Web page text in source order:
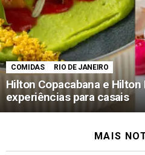
COMIDAS RIO DE JANEIRO
Hilton Copacabana e Hilton
experiências para casais
MAIS